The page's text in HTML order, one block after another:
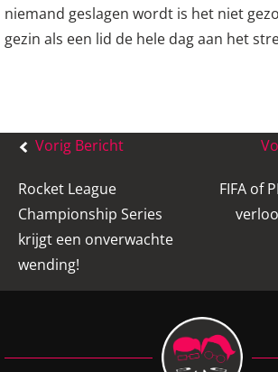
niemand geslagen wordt is het niet
gezin als een lid de hele dag aan het
Bericht
Vorig Bericht
Rocket League
Championship Series
krijgt een onverwachte
wending!
FIFA of